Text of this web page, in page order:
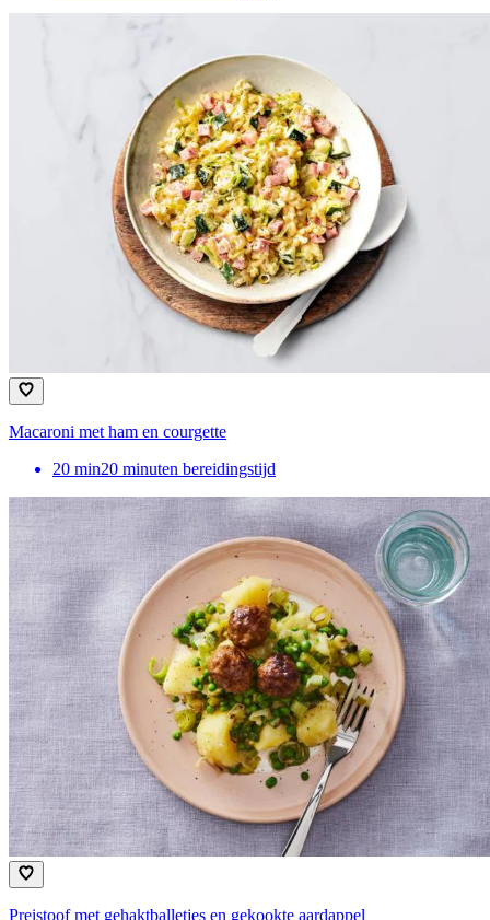
Macaroni met ham en courgette
20 min20 minuten bereidingstijd
Preistoof met gehaktballetjes en gekookte aardappel